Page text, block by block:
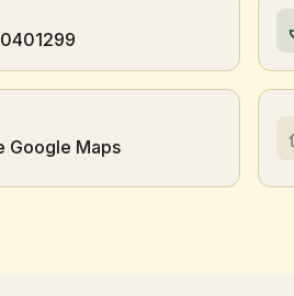
Google Maps